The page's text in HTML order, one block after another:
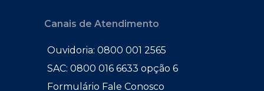
Canais de Atendimento
Ouvidoria: 0800 001 2565
SAC: 0800 016 6633 opção 6
Formulário Fale Conosco